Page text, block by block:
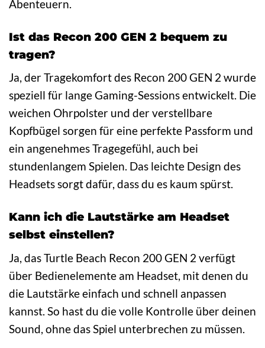
Abenteuern.
Ist das Recon 200 GEN 2 bequem zu
tragen?
Ja, der Tragekomfort des Recon 200 GEN 2 wurde
speziell für lange Gaming-Sessions entwickelt. Die
weichen Ohrpolster und der verstellbare
Kopfbügel sorgen für eine perfekte Passform und
ein angenehmes Tragegefühl, auch bei
stundenlangem Spielen. Das leichte Design des
Headsets sorgt dafür, dass du es kaum spürst.
Kann ich die Lautstärke am Headset
selbst einstellen?
Ja, das Turtle Beach Recon 200 GEN 2 verfügt
über Bedienelemente am Headset, mit denen du
die Lautstärke einfach und schnell anpassen
kannst. So hast du die volle Kontrolle über deinen
Sound, ohne das Spiel unterbrechen zu müssen.